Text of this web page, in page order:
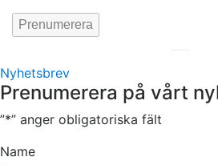
Nyhetsbrev
Prenumerera på vårt
”*” anger obligatoriska fält
Name